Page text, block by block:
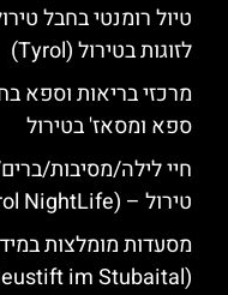
טיול רומנטי בחבל
לזוגות בטירול (Tyrol)
מרכזי בריאות וספא
ספא ומסאז' בטירול
חיי לילה/מסיבות/
טירול – (Tyrol NightLife)
(Neustift im Stubaital)